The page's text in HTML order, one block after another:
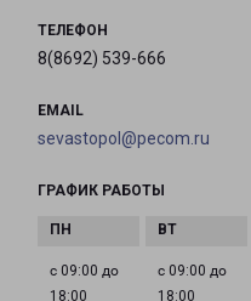
ТЕЛЕФОН
8(8692) 539-666
EMAIL
sevastopol@pecom.ru
ГРАФИК РАБОТЫ
с 09:00 до
18:00
с 09:00 до
18:00